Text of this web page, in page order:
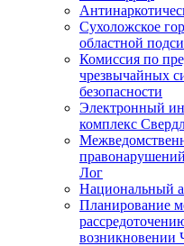
Сухоложское
областной
Комиссия по
чрезвычайных
безопасности
Электронный
комплекс
Лог
Национальный
Планирование
возникновении